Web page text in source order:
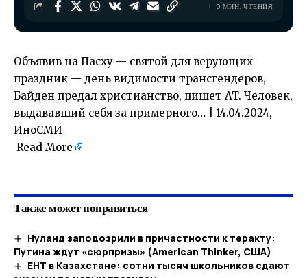
0 МИН. ЧТЕНИЯ
Объявив на Пасху — святой для верующих
праздник — день видимости трансгендеров,
Байден предал христианство, пишет AT. Человек,
выдававший себя за примерного… | 14.04.2024,
ИноСМИ
Read More
Также может понравиться
Нуланд заподозрили в причастности к теракту:
Путина ждут «сюрпризы» (American Thinker, США)
ЕНТ в Казахстане: сотни тысяч школьников сдают